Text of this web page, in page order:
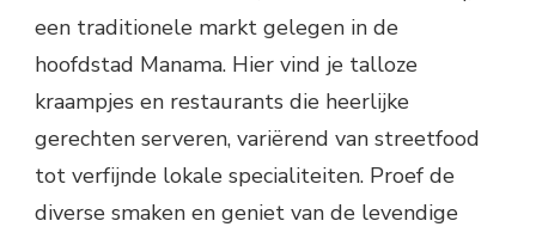
een traditionele markt gelegen in de
hoofdstad Manama. Hier vind je talloze
kraampjes en restaurants die heerlijke
gerechten serveren, variërend van streetfood
tot verfijnde lokale specialiteiten. Proef de
diverse smaken en geniet van de levendige